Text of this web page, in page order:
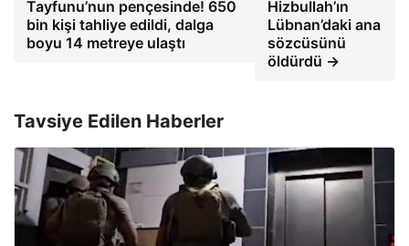
Tayfunu’nun pençesinde! 650
bin kişi tahliye edildi, dalga
boyu 14 metreye ulaştı
Hizbullah’ın
Lübnan’daki ana
sözcüsünü
öldürdü →
Tavsiye Edilen Haberler